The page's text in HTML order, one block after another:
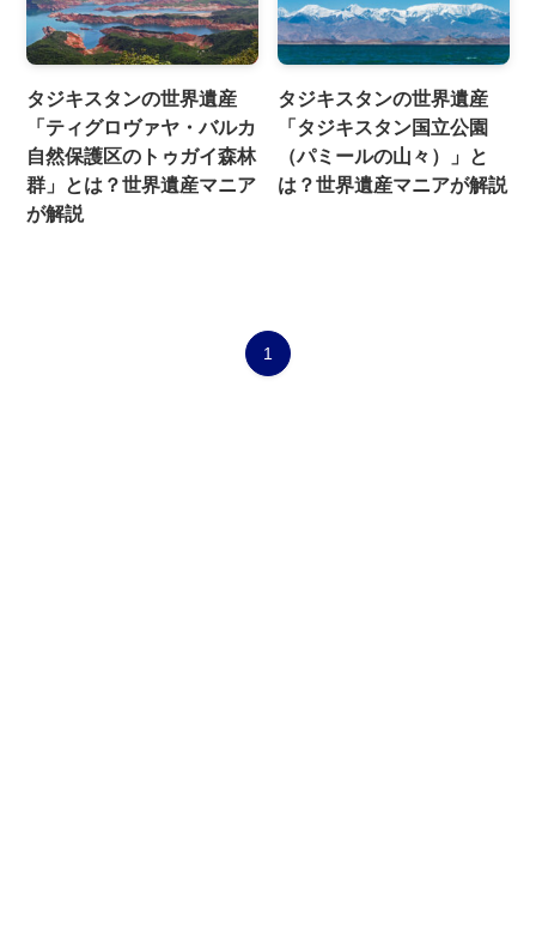
タジキスタンの世界遺産
「ティグロヴァヤ・バルカ
自然保護区のトゥガイ森林
群」とは？世界遺産マニア
が解説
タジキスタンの世界遺産
「タジキスタン国立公園
（パミールの山々）」と
は？世界遺産マニアが解説
1